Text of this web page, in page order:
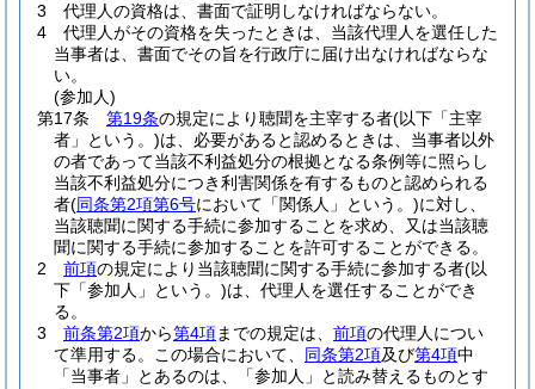
3
代理人の資格は、書面で証明しなければならない。
4
代理人がその資格を失ったときは、当該代理人を選任した
当事者は、書面でその旨を行政庁に届け出なければならな
い。
(参加人)
第17条
第19条の規定により聴聞を主宰する者(以下「主宰
者」という。)は、必要があると認めるときは、当事者以外
の者であって当該不利益処分の根拠となる条例等に照らし
当該不利益処分につき利害関係を有するものと認められる
者(同条第2項第6号において「関係人」という。)に対し、
当該聴聞に関する手続に参加することを求め、又は当該聴
聞に関する手続に参加することを許可することができる。
2
前項の規定により当該聴聞に関する手続に参加する者(以
下「参加人」という。)は、代理人を選任することができ
る。
3
前条第2項から第4項までの規定は、 前項の代理人につい
て準用する。
この場合において、 同条第2項及び第4項中
「当事者」とあるのは、「参加人」と読み替えるものとす